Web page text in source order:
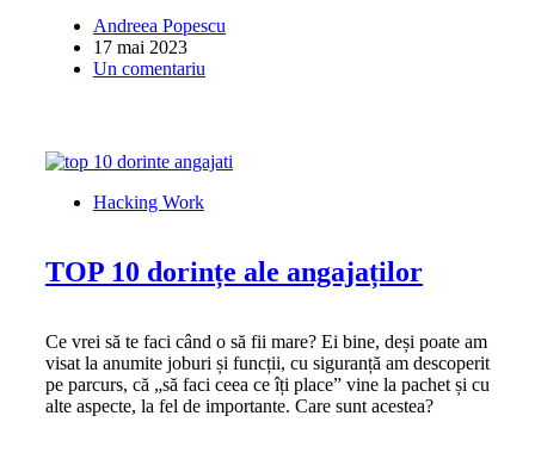
Andreea Popescu
17 mai 2023
Un comentariu
Hacking Work
TOP 10 dorințe ale angajaților
Ce vrei să te faci când o să fii mare? Ei bine, deși poate am
visat la anumite joburi și funcții, cu siguranță am descoperit
pe parcurs, că „să faci ceea ce îți place” vine la pachet și cu
alte aspecte, la fel de importante. Care sunt acestea?